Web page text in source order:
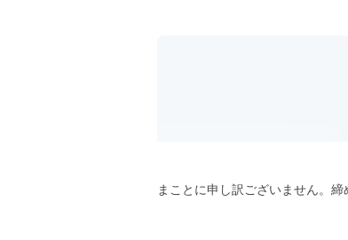
まことに申し訳ございません。締